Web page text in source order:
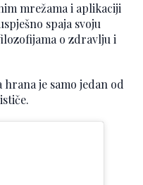
mrežama i aplikaciji
spaja svoju
o zdravlju i
je samo jedan od